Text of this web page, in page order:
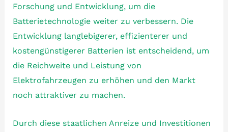
Forschung und Entwicklung, um die
Batterietechnologie weiter zu verbessern. Die
Entwicklung langlebigerer, effizienterer und
kostengünstigerer Batterien ist entscheidend, um
die Reichweite und Leistung von
Elektrofahrzeugen zu erhöhen und den Markt
noch attraktiver zu machen.
Durch diese staatlichen Anreize und Investitionen